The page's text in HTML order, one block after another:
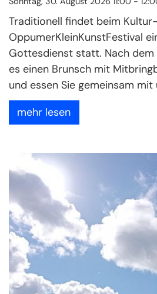
Traditionell findet beim
OppumerKleinKunstFestival
Gottesdienst statt. Nach
es einen Brunsch mit
und essen Sie gemeinsam mit
mehr lesen